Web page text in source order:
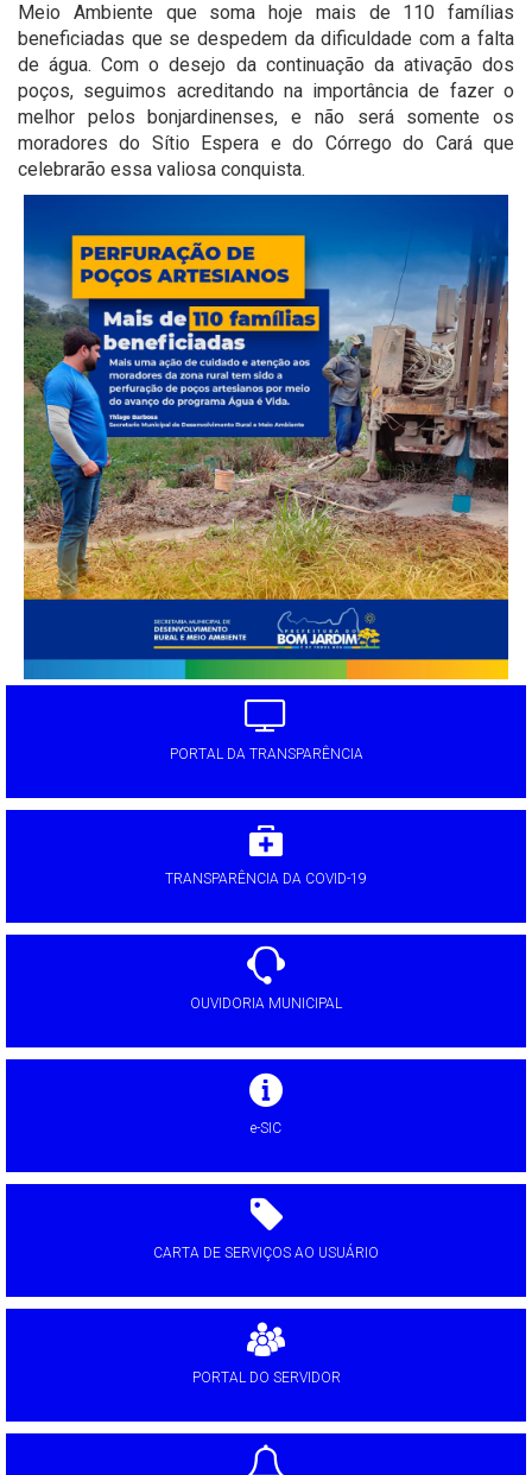
Meio Ambiente que soma hoje mais de 110 famílias
beneficiadas que se despedem da dificuldade com a falta
de água. Com o desejo da continuação da ativação dos
poços, seguimos acreditando na importância de fazer o
melhor pelos bonjardinenses, e não será somente os
moradores do Sítio Espera e do Córrego do Cará que
celebrarão essa valiosa conquista.
PORTAL DA TRANSPARÊNCIA
TRANSPARÊNCIA DA COVID-19
OUVIDORIA MUNICIPAL
e-SIC
CARTA DE SERVIÇOS AO USUÁRIO
PORTAL DO SERVIDOR